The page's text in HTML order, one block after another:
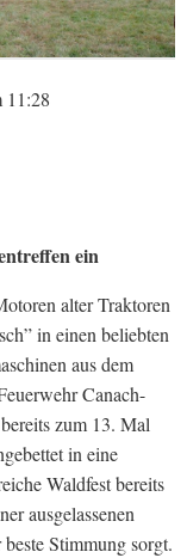
11:28
ein
alter Traktoren
in einen beliebten
aus dem
Canach-
zum 13. Mal
in eine
Waldfest bereits
ausgelassenen
Stimmung sorgt.